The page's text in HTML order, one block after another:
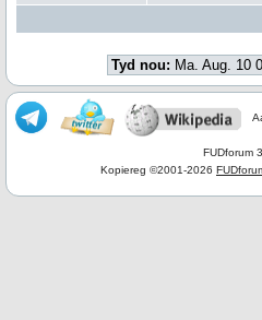
Tyd nou: Ma. Aug. 10
FUDforum
Kopiereg ©2001-2026